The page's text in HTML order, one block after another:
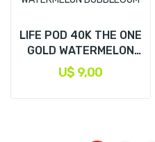
LIFE POD 40K THE ONE
GOLD WATERMELON
BUBBLEGUM
U$ 9,00